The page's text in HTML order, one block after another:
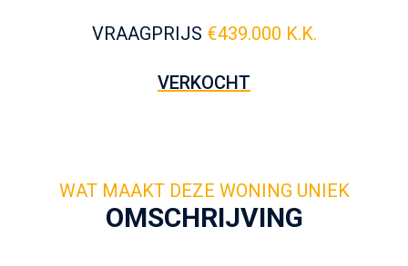
VRAAGPRIJS €439.000 K.K.
VERKOCHT
OMSCHRIJVING